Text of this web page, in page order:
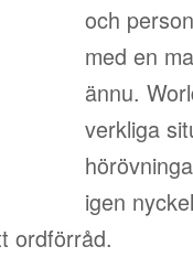
och
med en
ännu.
verkliga
igen
ordförråd.